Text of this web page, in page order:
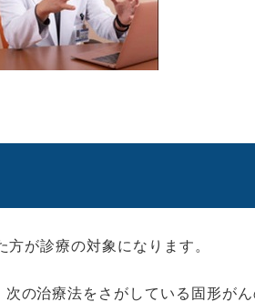
が診療の対象になります。
の治療法をさがしている固形がん